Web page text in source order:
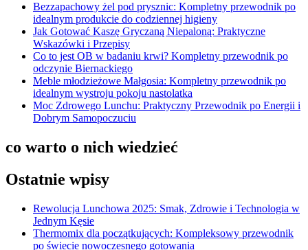
Bezzapachowy żel pod prysznic: Kompletny przewodnik po
idealnym produkcie do codziennej higieny
Jak Gotować Kaszę Gryczaną Niepaloną: Praktyczne
Wskazówki i Przepisy
Co to jest OB w badaniu krwi? Kompletny przewodnik po
odczynie Biernackiego
Meble młodzieżowe Małgosia: Kompletny przewodnik po
idealnym wystroju pokoju nastolatka
Moc Zdrowego Lunchu: Praktyczny Przewodnik po Energii i
Dobrym Samopoczuciu
co warto o nich wiedzieć
Ostatnie wpisy
Rewolucja Lunchowa 2025: Smak, Zdrowie i Technologia w
Jednym Kęsie
Thermomix dla początkujących: Kompleksowy przewodnik
po świecie nowoczesnego gotowania